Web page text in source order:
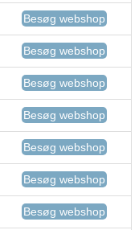
Besøg webshop
Besøg webshop
Besøg webshop
Besøg webshop
Besøg webshop
Besøg webshop
Besøg webshop